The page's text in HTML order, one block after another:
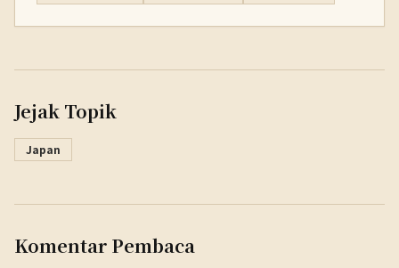
Jejak Topik
Japan
Komentar Pembaca